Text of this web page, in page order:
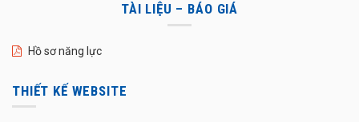
TÀI LIỆU – BÁO GIÁ
Hồ sơ năng lực
THIẾT KẾ WEBSITE